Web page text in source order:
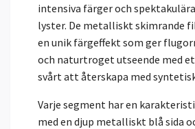
intensiva färger och
lyster. De metalliskt skimrande
en unik färgeffekt som ger
och naturtroget utseende med
svårt att återskapa med
Varje segment har en
med en djup metalliskt blå sida